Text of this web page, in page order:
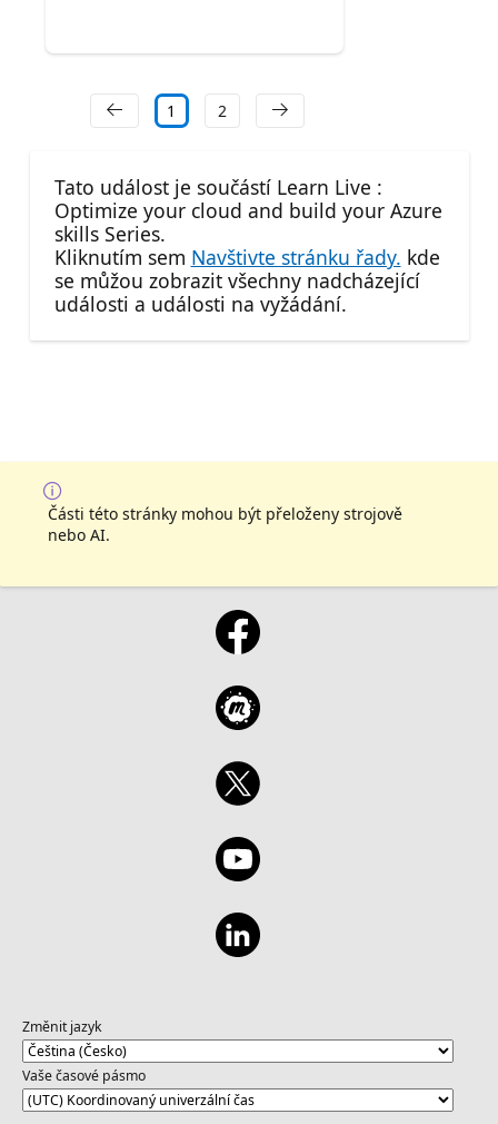
1 2
Tato událost je součástí Learn Live :
Optimize your cloud and build your Azure
skills Series.
Kliknutím sem Navštivte stránku řady. kde
se můžou zobrazit všechny nadcházející
události a události na vyžádání.
Části této stránky mohou být přeloženy strojově
nebo AI.
Změnit jazyk
Vaše časové pásmo